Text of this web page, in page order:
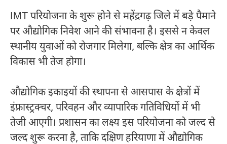
IMT परियोजना के शुरू होने से महेंद्रगढ़ जिले में बड़े पैमाने
पर औद्योगिक निवेश आने की संभावना है। इससे न केवल
स्थानीय युवाओं को रोजगार मिलेगा, बल्कि क्षेत्र का आर्थिक
विकास भी तेज होगा।
औद्योगिक इकाइयों की स्थापना से आसपास के क्षेत्रों में
इंफ्रास्ट्रक्चर, परिवहन और व्यापारिक गतिविधियों में भी
तेजी आएगी। प्रशासन का लक्ष्य इस परियोजना को जल्द से
जल्द शुरू करना है, ताकि दक्षिण हरियाणा में औद्योगिक